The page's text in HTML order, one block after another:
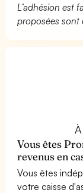
L’adhésion est
proposées sont
Vous êtes
revenus en
Vous êtes
votre caisse